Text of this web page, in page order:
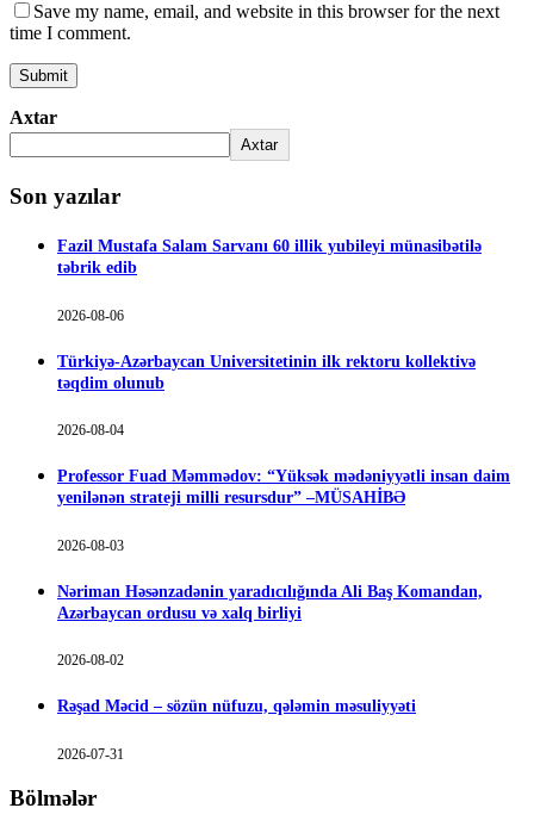
Save my name, email, and website in this browser for the next
time I comment.
Axtar
Axtar
Son yazılar
Fazil Mustafa Salam Sarvanı 60 illik yubileyi münasibətilə
təbrik edib
2026-08-06
Türkiyə-Azərbaycan Universitetinin ilk rektoru kollektivə
təqdim olunub
2026-08-04
Professor Fuad Məmmədov: “Yüksək mədəniyyətli insan daim
yenilənən strateji milli resursdur” –MÜSAHİBƏ
2026-08-03
Nəriman Həsənzadənin yaradıcılığında Ali Baş Komandan,
Azərbaycan ordusu və xalq birliyi
2026-08-02
Rəşad Məcid – sözün nüfuzu, qələmin məsuliyyəti
2026-07-31
Bölmələr